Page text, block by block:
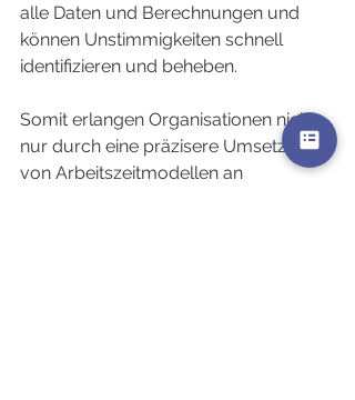
alle Daten und Berechnungen und
können Unstimmigkeiten schnell
identifizieren und beheben.
Somit erlangen Organisationen nicht
nur durch eine präzisere Umsetzung
von Arbeitszeitmodellen an